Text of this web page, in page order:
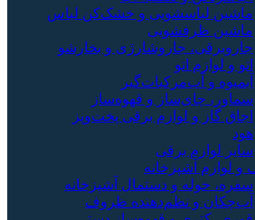
لباسشویی و خشک‌کن لباس
جاروشارژی و بخارشو
اتو
آب‌مرکبات‌گیر
چای‌ساز و قهوه‌ساز
و لوازم برقی پخت‌وپز
برقی
و دستمال آشپزخانه
و نظم‌دهنده ظروف